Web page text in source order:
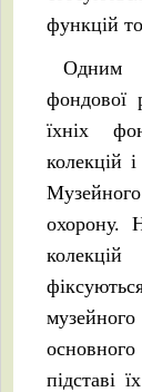
функцій
Одним
фондової
їхніх
колекцій
охорону.
підставі